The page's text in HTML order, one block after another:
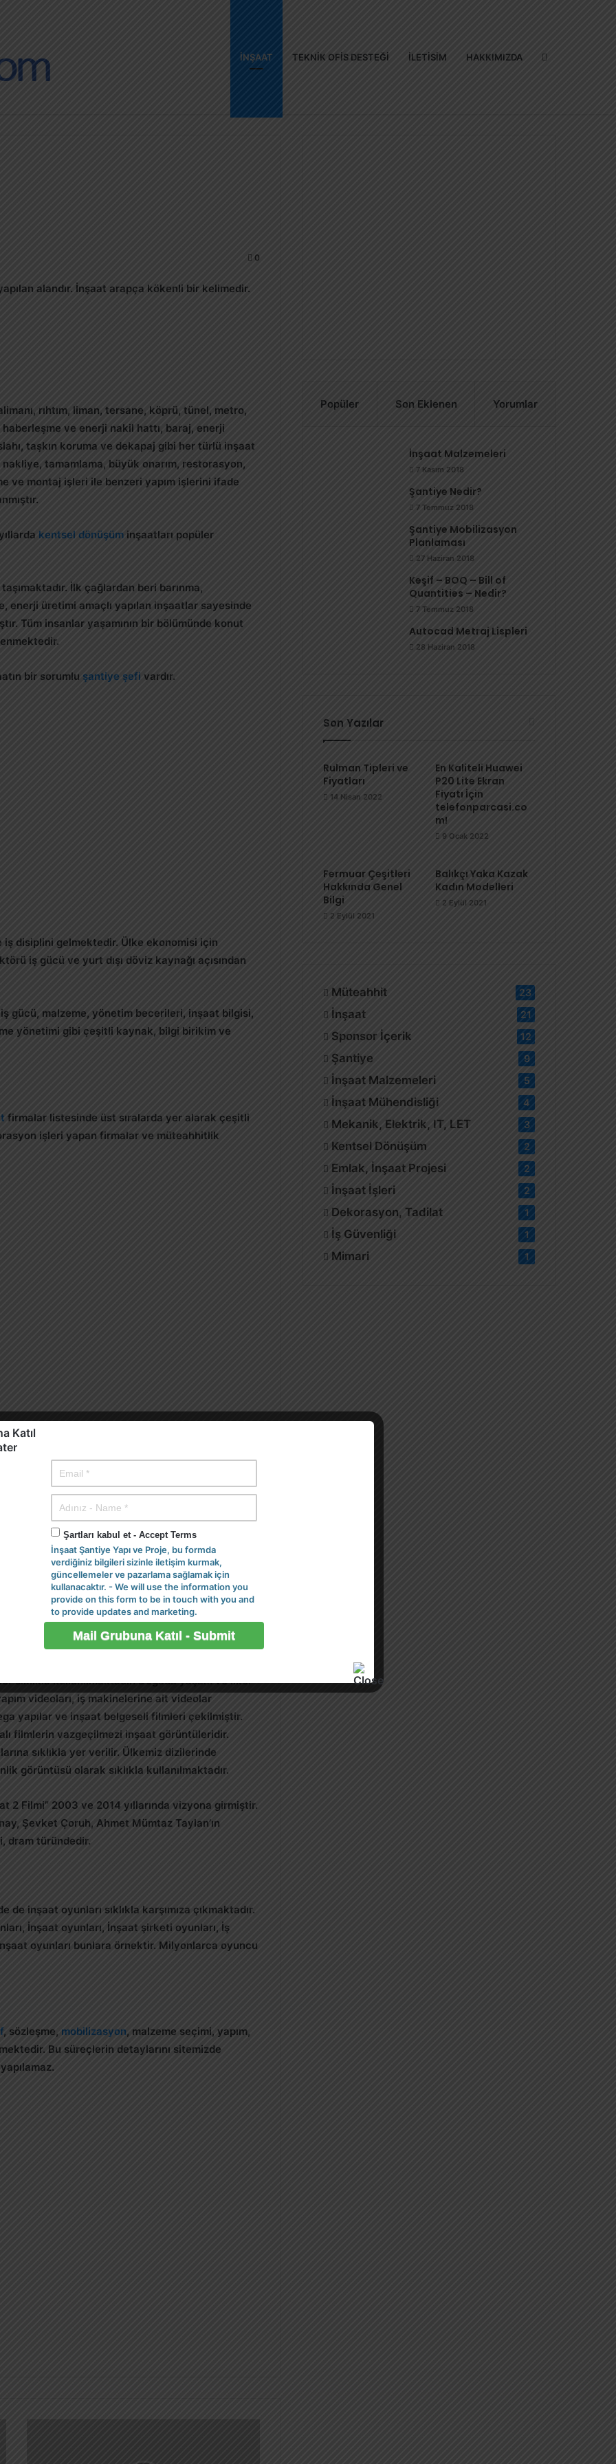
İNŞAAT TEKNIK OFIS DESTEĞI İLETISIM HAKKIMIZDA Arama
0
alandır. İnşaat arapça kökenli bir kelimedir.
rıhtım, liman, tersane, köprü, tünel, metro,
ve enerji nakil hattı, baraj, enerji
taşkın koruma ve dekapaj gibi her türlü inşaat
tamamlama, büyük onarım, restorasyon,
ve montaj işleri ile benzeri yapım işlerini ifade
kentsel dönüşüm inşaatları popüler
İlk çağlardan beri barınma,
enerji üretimi amaçlı yapılan inşaatlar sayesinde
Tüm insanlar yaşamının bir bölümünde konut
bir sorumlu şantiye şefi vardır.
disiplini gelmektedir. Ülke ekonomisi için
iş gücü ve yurt dışı döviz kaynağı açısından
gücü, malzeme, yönetim becerileri, inşaat bilgisi,
yönetimi gibi çeşitli kaynak, bilgi birikim ve
firmalar listesinde üst sıralarda yer alarak çeşitli
işleri yapan firmalar ve müteahhitlik
üzere çeşitli uzmanlar çalışmaktadır. İnşaat
düşünülemez. Sektörün emekçileri inşaat
İnşaat ustalığı emek ve el becerisi gerektirir.
Kalifiye inşaat ustası bulmak zor olup, inşaat
ustalarışantiye iş ilanlarıaracılığı ile iş bulurlar.
sıklıkla karşımıza çıkmaktadır. Aksiyon
sıklıkla kullanılmaktadır. Doğada yaşam ve ilkel
videoları, iş makinelerine ait videolar
yapılar ve inşaat belgeseli filmleri çekilmiştir.
filmlerin vazgeçilmezi inşaat görüntüleridir.
sıklıkla yer verilir. Ülkemiz dizilerinde
görüntüsü olarak sıklıkla kullanılmaktadır.
2 Filmi” 2003 ve 2014 yıllarında vizyona girmiştir.
Şevket Çoruh, Ahmet Mümtaz Taylan’ın
dram türündedir.
inşaat oyunları sıklıkla karşımıza çıkmaktadır.
İnşaat oyunları, İnşaat şirketi oyunları, İş
oyunları bunlara örnektir. Milyonlarca oyuncu
, sözleşme, mobilizasyon, malzeme seçimi, yapım,
Bu süreçlerin detaylarını sitemizde
Popüler Son Eklenen Yorumlar
İnşaat Malzemeleri
7 Kasım 2018
Şantiye Nedir?
7 Temmuz 2018
Şantiye Mobilizasyon
Planlaması
27 Haziran 2018
Keşif – BOQ – Bill of
Quantities – Nedir?
7 Temmuz 2018
Autocad Metraj Lispleri
28 Haziran 2018
Son Yazılar
Rulman Tipleri ve
Fiyatları
14 Nisan 2022
En Kaliteli Huawei
P20 Lite Ekran
Fiyatı İçin
telefonparcasi.co
m!
9 Ocak 2022
Fermuar Çeşitleri
Hakkında Genel
Bilgi
2 Eylül 2021
Balıkçı Yaka Kazak
Kadın Modelleri
2 Eylül 2021
Müteahhit 23
İnşaat 21
Sponsor İçerik 12
Şantiye 9
İnşaat Malzemeleri 5
İnşaat Mühendisliği 4
Mekanik, Elektrik, IT, LET 3
Kentsel Dönüşüm 2
Emlak, İnşaat Projesi 2
İnşaat İşleri 2
Dekorasyon, Tadilat 1
İş Güvenliği 1
Mimari 1
Katıl
Şartları kabul et - Accept Terms
İnşaat Şantiye Yapı ve Proje, bu formda
verdiğiniz bilgileri sizinle iletişim kurmak,
güncellemeler ve pazarlama sağlamak için
kullanacaktır. - We will use the information you
provide on this form to be in touch with you and
to provide updates and marketing.